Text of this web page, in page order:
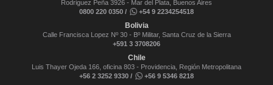
Rodriguez Peña 3926 - Mar del Plata, Buenos Aires
0800 220 0350 /
+54 9 2234254518
Bolivia
Calle Francisca Lopez Nº 30 - Bº Militar, Santa Cruz de la Sierra
+591 3 3708206
Chile
Luis Thayer Ojeda 166, oficina 803 - Providencia, Región Metropolitana
+56 2 3252 9330 /
+56 9 5346 8218